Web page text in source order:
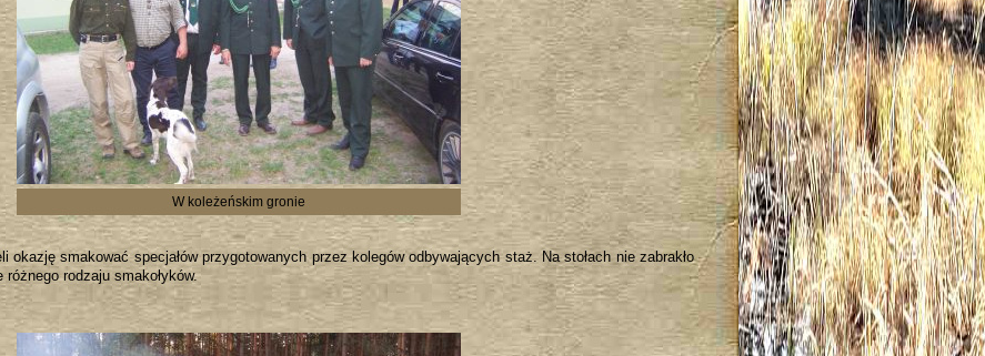
W koleżeńskim gronie
okazję smakować specjałów przygotowanych przez kolegów odbywających staż. Na stołach nie zabrakło
rodzaju smakołyków.